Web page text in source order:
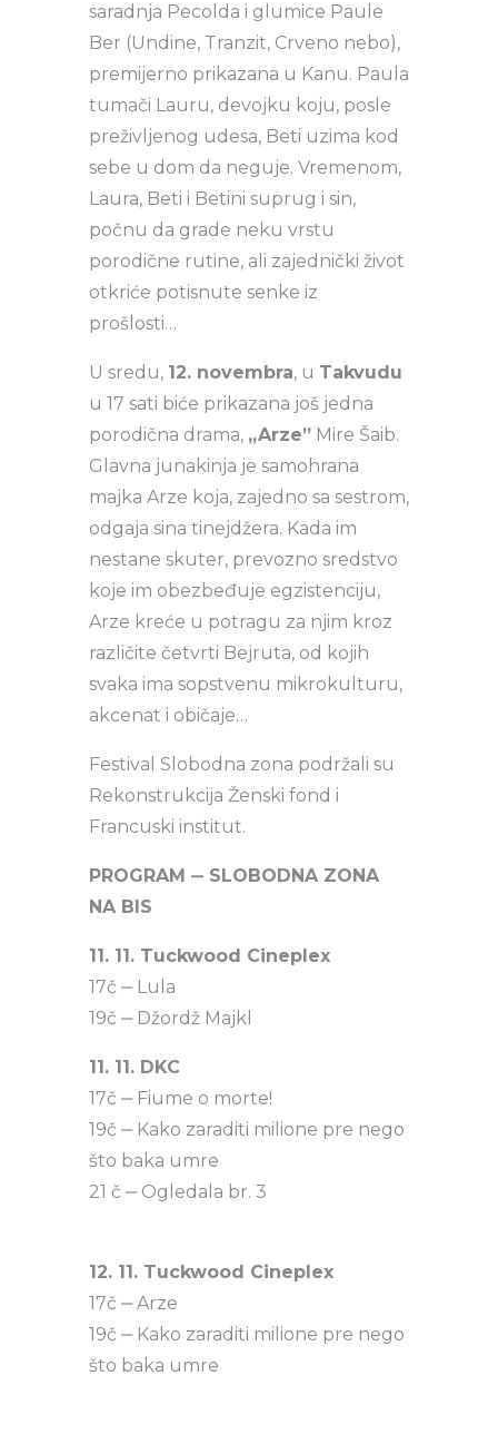
saradnja Pecolda i glumice Paule
Ber (Undine, Tranzit, Crveno nebo),
premijerno prikazana u Kanu. Paula
tumači Lauru, devojku koju, posle
preživljenog udesa, Beti uzima kod
sebe u dom da neguje. Vremenom,
Laura, Beti i Betini suprug i sin,
počnu da grade neku vrstu
porodične rutine, ali zajednički život
otkriće potisnute senke iz
prošlosti…
U sredu, 12. novembra, u Takvudu
u 17 sati biće prikazana još jedna
porodična drama, „Arze” Mire Šaib.
Glavna junakinja je samohrana
majka Arze koja, zajedno sa sestrom,
odgaja sina tinejdžera. Kada im
nestane skuter, prevozno sredstvo
koje im obezbeđuje egzistenciju,
Arze kreće u potragu za njim kroz
različite četvrti Bejruta, od kojih
svaka ima sopstvenu mikrokulturu,
akcenat i običaje…
Festival Slobodna zona podržali su
Rekonstrukcija Ženski fond i
Francuski institut.
PROGRAM ‒ SLOBODNA ZONA
NA BIS
11. 11. Tuckwood Cineplex
17č ‒ Lula
19č ‒ Džordž Majkl
11. 11. DKC
17č ‒ Fiume o morte!
19č ‒ Kako zaraditi milione pre nego
što baka umre
21 č ‒ Ogledala br. 3
12. 11. Tuckwood Cineplex
17č ‒ Arze
19č ‒ Kako zaraditi milione pre nego
što baka umre